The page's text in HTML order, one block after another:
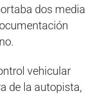
dos media
vehicular
de la autopista,